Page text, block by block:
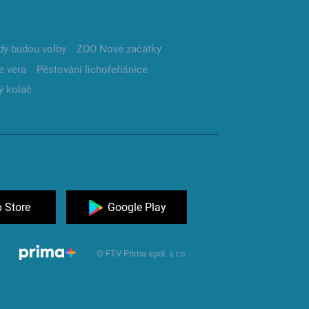
budou volby
ZOO Nové začátky
vera
Pěstování lichořeřišnice
koláč
Store Google Play
© FTV Prima spol. s r.o.